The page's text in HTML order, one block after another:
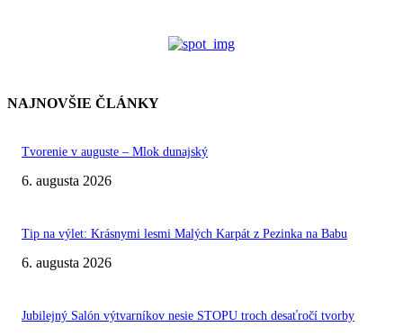
NAJNOVŠIE ČLÁNKY
Tvorenie v auguste – Mlok dunajský
6. augusta 2026
Tip na výlet: Krásnymi lesmi Malých Karpát z Pezinka na Babu
6. augusta 2026
Jubilejný Salón výtvarníkov nesie STOPU troch desaťročí tvorby